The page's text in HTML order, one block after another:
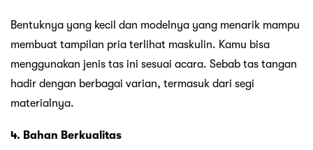
Bentuknya yang kecil dan modelnya yang menarik mampu
membuat tampilan pria terlihat maskulin. Kamu bisa
menggunakan jenis tas ini sesuai acara. Sebab tas tangan
hadir dengan berbagai varian, termasuk dari segi
materialnya.
4. Bahan Berkualitas